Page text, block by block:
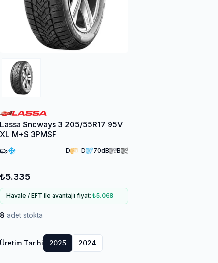
Lassa Snoways 3 205/55R17 95V
XL M+S 3PMSF
D D 70dB B
₺5.335
Havale / EFT ile avantajlı fiyat: ₺5.068
8 adet stokta
Üretim Tarihi 2025 2024